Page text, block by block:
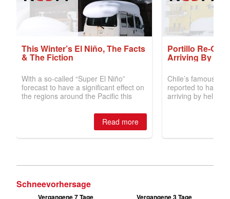
Schneevorhersage
Vergangene 7 Tage Vergangene 3 Tage